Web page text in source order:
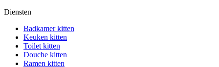
Diensten
Badkamer kitten
Keuken kitten
Toilet kitten
Douche kitten
Ramen kitten